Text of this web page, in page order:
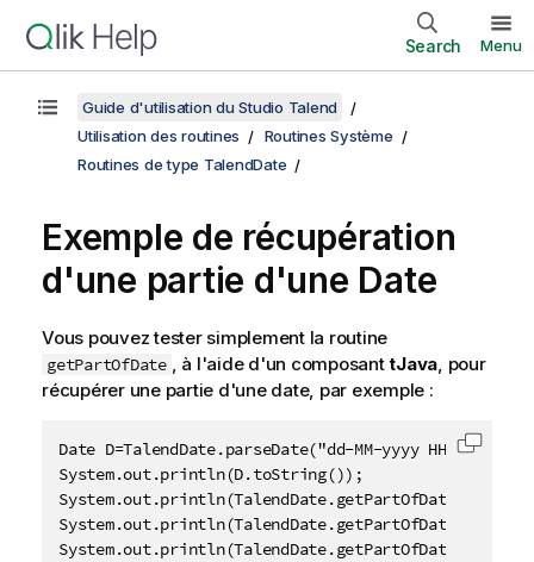
Search Menu
Guide d'utilisation du Studio Talend
Utilisation des routines
Routines Système
Routines de type TalendDate
Exemple de récupération
d'une partie d'une Date
Vous pouvez tester simplement la routine
getPartOfDate , à l'aide d'un composanttJava, pour
récupérer une partie d'une date, par exemple :
Date D=TalendDate.parseDate("dd-MM-yyyy
System.out.println(D.toString());
Copier